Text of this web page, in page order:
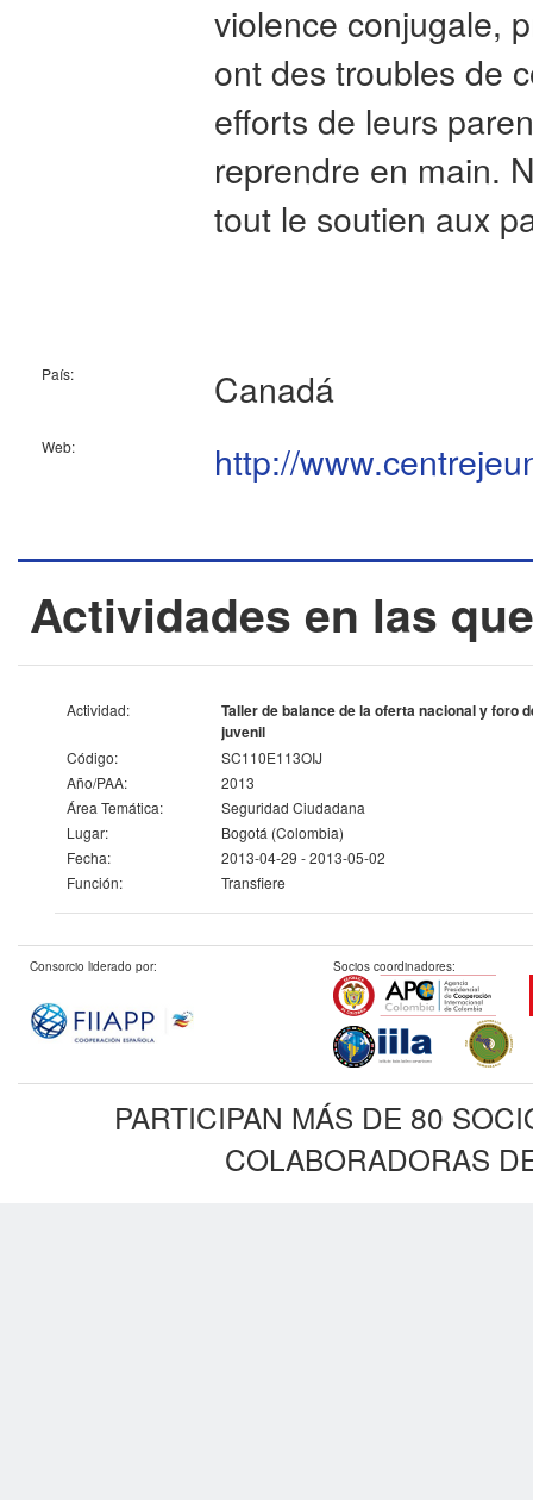
violence conjugale,
ont des troubles de
efforts de leurs
reprendre en main.
tout le soutien aux
País: Canadá
Web: http://
Actividades en las
Actividad:
Taller de balance de la oferta nacional y foro
juvenil
Código:
SC110E113OIJ
Año/PAA:
2013
Área Temática:
Seguridad Ciudadana
Lugar:
Bogotá (Colombia)
Fecha:
2013-04-29 - 2013-05-02
Función:
Transfiere
Consorcio liderado por: Socios coordinadores:
PARTICIPAN MÁS DE 80
COLABORADORAS